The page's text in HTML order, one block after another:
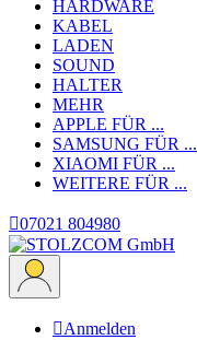
HARDWARE
KABEL
LADEN
SOUND
HALTER
MEHR
APPLE FÜR ...
SAMSUNG FÜR ...
XIAOMI FÜR ...
WEITERE FÜR ...
07021 804980
Anmelden